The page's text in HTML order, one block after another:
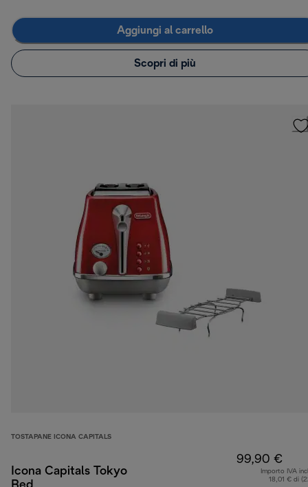
Aggiungi al carrello
Scopri di più
TOSTAPANE ICONA CAPITALS
Icona Capitals Tokyo
99,90 €
Importo IVA
18,01 € di